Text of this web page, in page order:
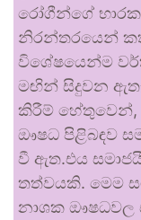
රෝගීන්ගේ
නිරන්තරයෙන්
විශේෂයෙන්ම
මඟින් සිදුවන
කිරීම් හේතුවෙන්,
ඖෂධ පිළිබඳව
වී ඇත.එය
තත්වයකි. මෙම
නාශක ඖෂධවල